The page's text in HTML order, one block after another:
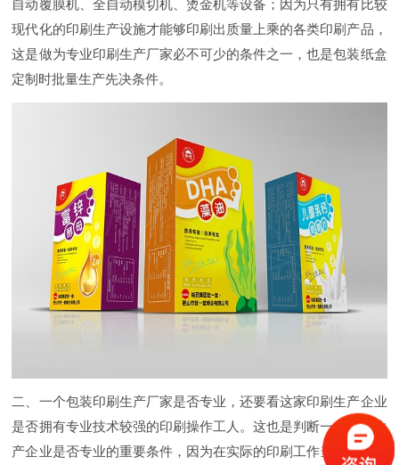
自动覆膜机、全自动模切机、烫金机等设备；因为只有拥有比较
现代化的印刷生产设施才能够印刷出质量上乘的各类印刷产品，
这是做为专业印刷生产厂家必不可少的条件之一，也是包装纸盒
定制时批量生产先决条件。
二、一个包装印刷生产厂家是否专业，还要看这家印刷生产企业
是否拥有专业技术较强的印刷操作工人。这也是判断一个印刷生
产企业是否专业的重要条件，因为在实际的印刷工作当中，印刷